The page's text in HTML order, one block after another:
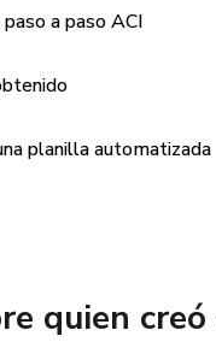
a paso ACI
planilla automatizada
quien